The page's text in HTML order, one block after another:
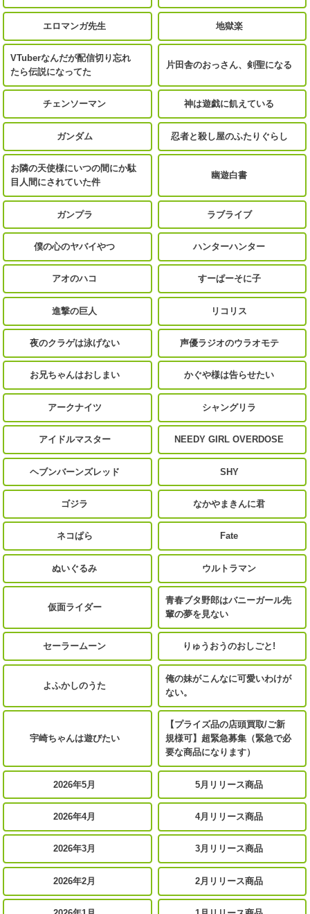
エロマンガ先生 地獄楽
VTuberなんだが配信切り忘れ
たら伝説になってた
片田舎のおっさん、剣聖になる
チェンソーマン 神は遊戯に飢えている
ガンダム 忍者と殺し屋のふたりぐらし
お隣の天使様にいつの間にか駄
目人間にされていた件
幽遊白書
ガンプラ ラブライブ
僕の心のヤバイやつ ハンターハンター
アオのハコ すーぱーそに子
進撃の巨人 リコリス
夜のクラゲは泳げない 声優ラジオのウラオモテ
お兄ちゃんはおしまい かぐや様は告らせたい
アークナイツ シャングリラ
アイドルマスター NEEDY GIRL OVERDOSE
ヘブンバーンズレッド SHY
ゴジラ なかやまきんに君
ネコぱら Fate
ぬいぐるみ ウルトラマン
仮面ライダー
青春ブタ野郎はバニーガール先
輩の夢を見ない
セーラームーン りゅうおうのおしごと!
よふかしのうた
俺の妹がこんなに可愛いわけが
ない。
宇崎ちゃんは遊びたい
【プライズ品の店頭買取/ご新
規様可】超緊急募集（緊急で必
要な商品になります）
2026年5月 5月リリース商品
2026年4月 4月リリース商品
2026年3月 3月リリース商品
2026年2月 2月リリース商品